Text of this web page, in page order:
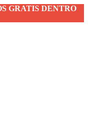
GRATIS DENTRO